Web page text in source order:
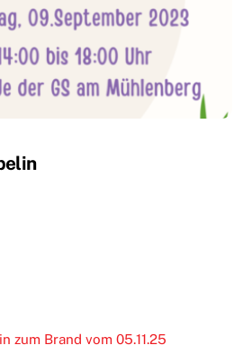
zum Brand vom 05.11.25